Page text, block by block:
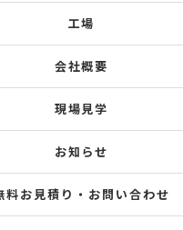
工場
会社概要
現場見学
お知らせ
料お見積り・お問い合わせ